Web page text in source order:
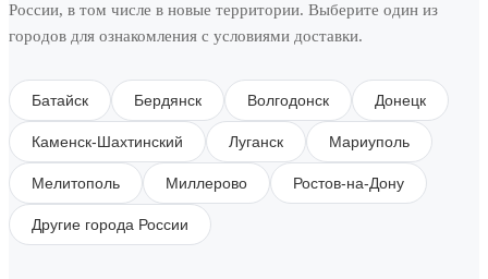
России, в том числе в новые территории. Выберите один из
городов для ознакомления с условиями доставки.
Батайск Бердянск Волгодонск Донецк
Каменск-Шахтинский Луганск Мариуполь
Мелитополь Миллерово Ростов-на-Дону
Другие города России